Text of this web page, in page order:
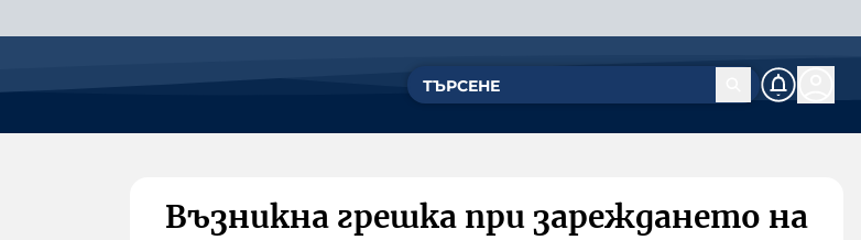
Възникна грешка при зареждането на